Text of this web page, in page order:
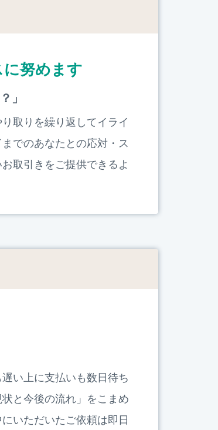
努めます
」
取りを繰り返してイライ
でのあなたとの応対・ス
取引きをご提供できるよ
い上に支払いも数日待ち
と今後の流れ」をこまめ
いただいたご依頼は即日